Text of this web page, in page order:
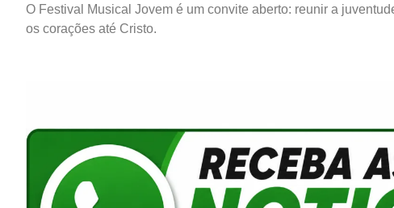
O Festival Musical Jovem é um convite aberto: reunir a
os corações até Cristo.